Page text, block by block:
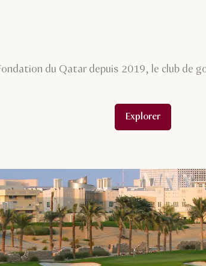
du Qatar depuis 2019, le club de
Explorer